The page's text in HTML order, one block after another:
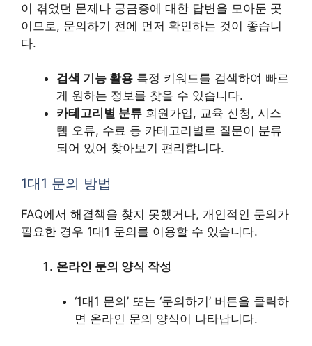
이 겪었던 문제나 궁금증에 대한 답변을 모아둔 곳
이므로, 문의하기 전에 먼저 확인하는 것이 좋습니
다.
검색 기능 활용 특정 키워드를 검색하여 빠르
게 원하는 정보를 찾을 수 있습니다.
카테고리별 분류 회원가입, 교육 신청, 시스
템 오류, 수료 등 카테고리별로 질문이 분류
되어 있어 찾아보기 편리합니다.
1대1 문의 방법
FAQ에서 해결책을 찾지 못했거나, 개인적인 문의가
필요한 경우 1대1 문의를 이용할 수 있습니다.
온라인 문의 양식 작성
‘1대1 문의’ 또는 ‘문의하기’ 버튼을 클릭하
면 온라인 문의 양식이 나타납니다.